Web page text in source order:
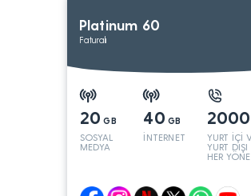
Platinum 60
Faturalı
20 GB
SOSYAL
MEDYA
40 GB
İNTERNET
2000
YURT İÇİ
YURT DIŞI
HER YÖNE